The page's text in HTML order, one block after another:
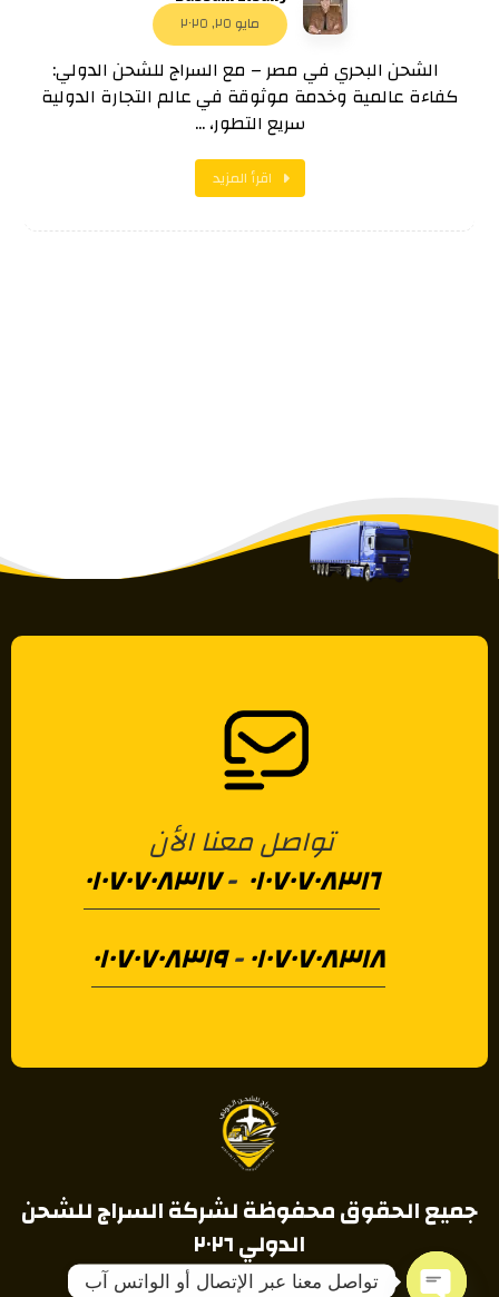
مايو ٢٥, ٢٠٢٥
الشحن البحري في مصر – مع السراج للشحن الدولي:
كفاءة عالمية وخدمة موثوقة في عالم التجارة الدولية
سريع التطور، ...
اقرأ المزيد
تواصل معنا الأن
٠١٠٧٠٧٠٨٣١٦ -٠١٠٧٠٧٠٨٣١٧
٠١٠٧٠٧٠٨٣١٨-٠١٠٧٠٧٠٨٣١٩
جميع الحقوق محفوظة لشركة السراج للشحن
الدولي ٢٠٢٦
تواصل معنا عبر الإتصال أو الواتس آب